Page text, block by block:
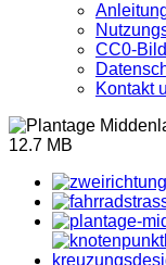
CC0-
Kontakt
12.7 MB